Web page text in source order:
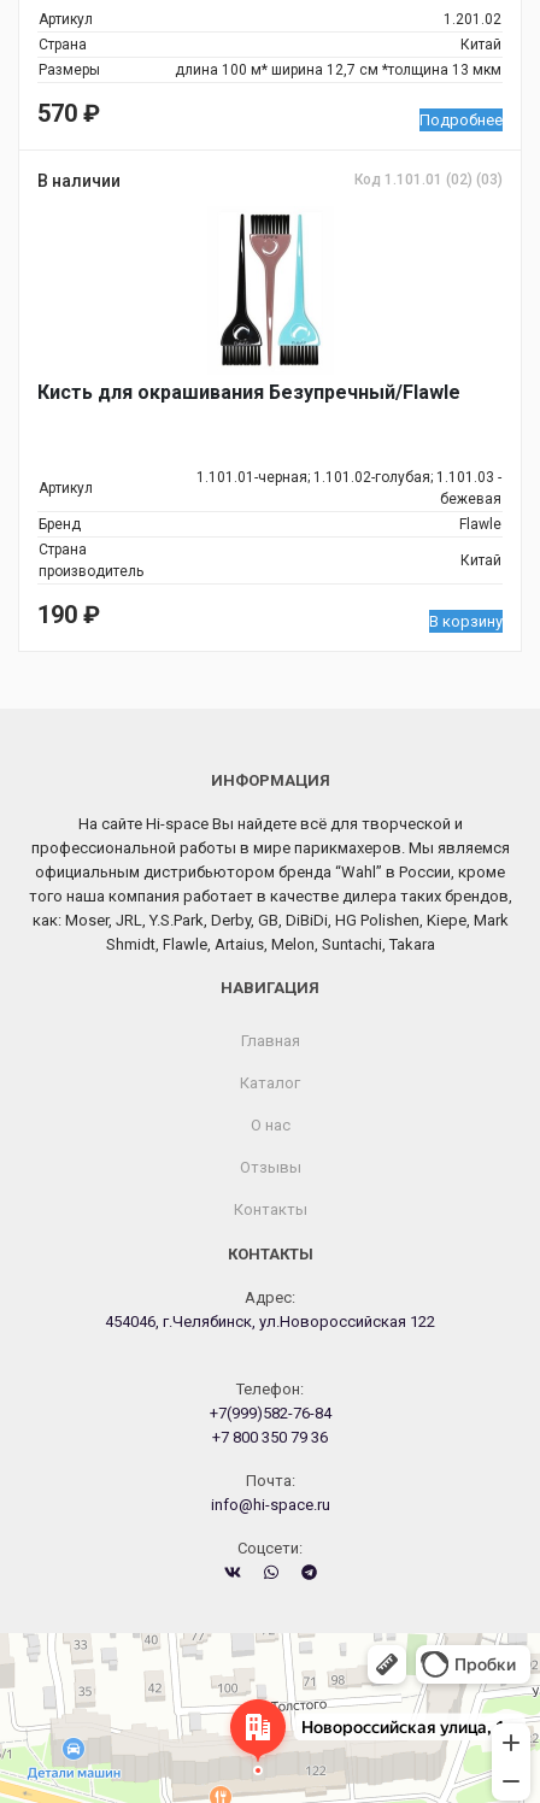
Артикул
1.201.02
Страна
Китай
Размеры
длина 100 м* ширина 12,7 см *толщина 13 мкм
570 ₽ Подробнее
В наличии Код 1.101.01 (02) (03)
Кисть для окрашивания Безупречный/Flawle
Артикул
1.101.01-черная; 1.101.02-голубая; 1.101.03 -
бежевая
Бренд
Flawle
Страна
производитель
Китай
190 ₽ В корзину
ИНФОРМАЦИЯ
На сайте Hi-space Вы найдете всё для творческой и
профессиональной работы в мире парикмахеров. Мы являемся
официальным дистрибьютором бренда “Wahl” в России, кроме
того наша компания работает в качестве дилера таких брендов,
как: Moser, JRL, Y.S.Park, Derby, GB, DiBiDi, HG Polishen, Kiepe, Mark
Shmidt, Flawle, Artaius, Melon, Suntachi, Takara
НАВИГАЦИЯ
Главная
Каталог
О нас
Отзывы
Контакты
КОНТАКТЫ
Адрес:
454046, г.Челябинск, ул.Новороссийская 122
Телефон:
+7(999)582-76-84
+7 800 350 79 36
Почта:
info@hi-space.ru
Cоцсети:
Челябинск
Новороссийская улица, 122 — Яндекс.Карты